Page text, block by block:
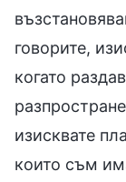
говорите,
когато
изисквате
които съм